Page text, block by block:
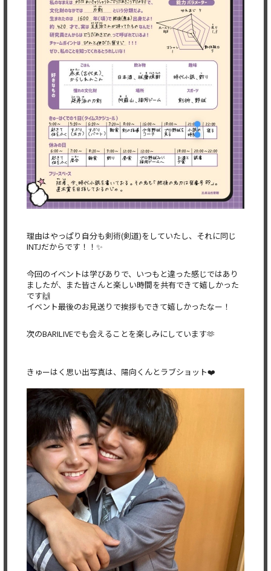
理由はやっぱり自分も剣術(剣道)をしていたし、それに同じ
INTJだからです！！✨
今回のイベントは学びありで、いつもと違った感じではあり
ましたが、また皆さんと楽しい時間を共有できて嬉しかった
です🙌
イベント最後のお見送りで挨拶もできて嬉しかったなー！
次のBARILIVEでも会えることを楽しみにしています🫶
きゅーはく思い出写真は、陽向くんとラブショット❤️